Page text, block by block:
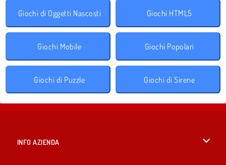
Giochi di Oggetti Nascosti Giochi HTML5
Giochi Mobile Giochi Popolari
Giochi di Puzzle Giochi di Sirene
INFO AZIENDA